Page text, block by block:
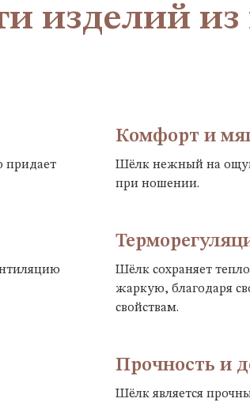
изделий
придает
Комфорт и
Шёлк нежный на
при ношении.
Шёлк сохраняет
жаркую, благодаря
свойствам.
Прочность и
Шёлк является